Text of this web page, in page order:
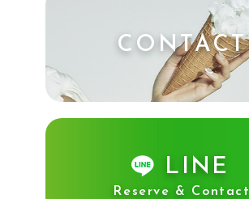
CONTACT
LINE
Reserve & Contact